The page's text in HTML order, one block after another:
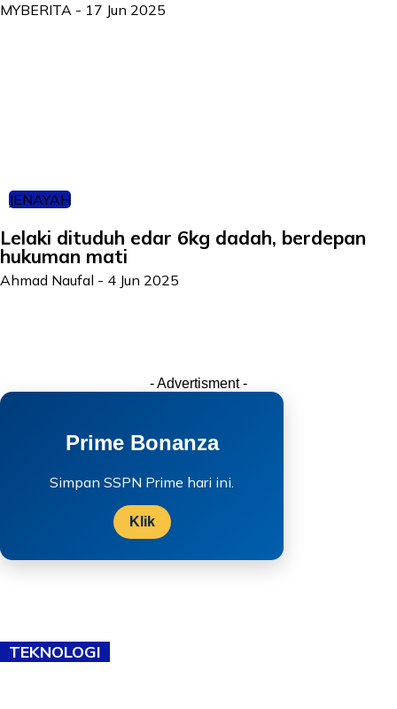
MYBERITA - 17 Jun 2025
JENAYAH
Lelaki dituduh edar 6kg dadah, berdepan
hukuman mati
Ahmad Naufal - 4 Jun 2025
- Advertisment -
Prime Bonanza
Simpan SSPN Prime hari ini.
Klik
TEKNOLOGI